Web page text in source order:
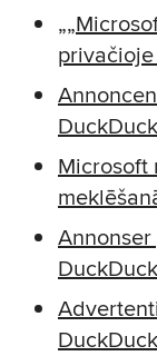
Microsoft